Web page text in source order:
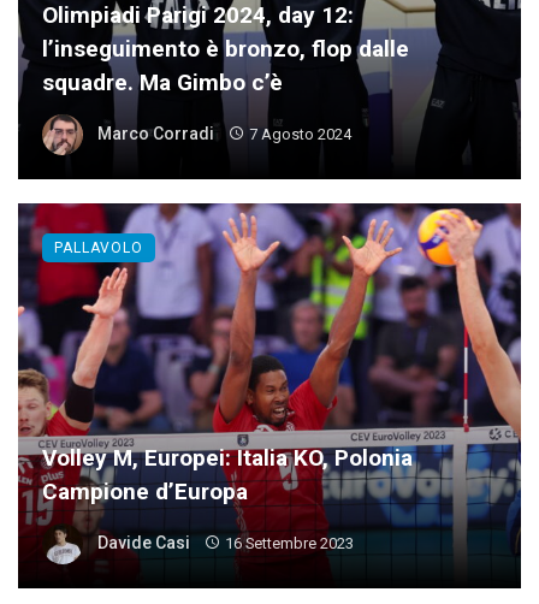
Olimpiadi Parigi 2024, day 12:
l’inseguimento è bronzo, flop dalle
squadre. Ma Gimbo c’è
Marco Corradi 7 Agosto 2024
Volley M, Europei: Italia KO, Polonia
Campione d’Europa
Davide Casi 16 Settembre 2023
PALLAVOLO